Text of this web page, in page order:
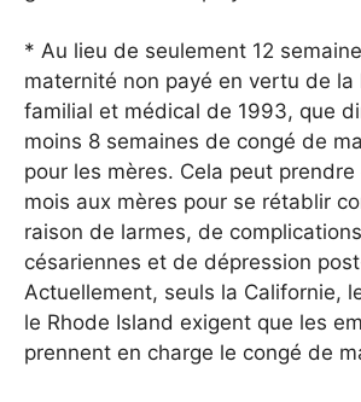
* Au lieu de seulement 12
maternité non payé en vertu de la
familial et médical de 1993, que
moins 8 semaines de congé de
pour les mères. Cela peut
mois aux mères pour se rétablir
raison de larmes, de
césariennes et de dépression
Actuellement, seuls la Californie,
le Rhode Island exigent que les
prennent en charge le congé de